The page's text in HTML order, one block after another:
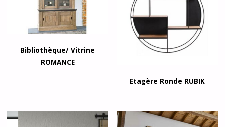
Bibliothèque/ Vitrine
ROMANCE
Etagère Ronde RUBIK